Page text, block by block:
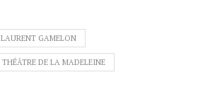
LAURENT GAMELON
THÉÂTRE DE LA MADELEINE